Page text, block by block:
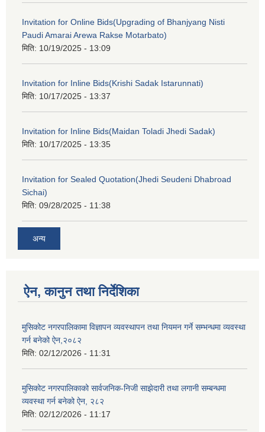
Invitation for Online Bids(Upgrading of Bhanjyang Nisti
Paudi Amarai Arewa Rakse Motarbato)
मिति: 10/19/2025 - 13:09
Invitation for Inline Bids(Krishi Sadak Istarunnati)
मिति: 10/17/2025 - 13:37
Invitation for Inline Bids(Maidan Toladi Jhedi Sadak)
मिति: 10/17/2025 - 13:35
Invitation for Sealed Quotation(Jhedi Seudeni Dhabroad
Sichai)
मिति: 09/28/2025 - 11:38
अन्य
ऐन, कानुन तथा निर्देशिका
मुसिकोट नगरपालिकामा विज्ञापन व्यवस्थापन तथा नियमन गर्ने सम्भन्धमा व्यवस्था
गर्न बनेको ऐन,२०८२
मिति: 02/12/2026 - 11:31
मुसिकोट नगरपालिकाको सार्वजनिक-निजी साझेदारी तथा लगानी सम्बन्धमा
व्यवस्था गर्न बनेको ऐन, २८२
मिति: 02/12/2026 - 11:17